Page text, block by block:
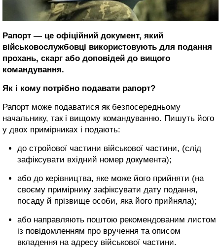
Рапорт — це офіційний документ, який
військовослужбовці використовують для подання
прохань, скарг або доповідей до вищого
командування.
Як і кому потрібно подавати рапорт?
Рапорт може подаватися як безпосередньому
начальнику, так і вищому командуванню. Пишуть його
у двох примірниках і подають:
до стройової частини військової частини, (слід
зафіксувати вхідний номер документа);
або до керівництва, яке може його прийняти (на
своєму примірнику зафіксувати дату подання,
посаду й прізвище особи, яка його прийняла);
або направляють поштою рекомендованим листом
із повідомленням про вручення та описом
вкладення на адресу військової частини.